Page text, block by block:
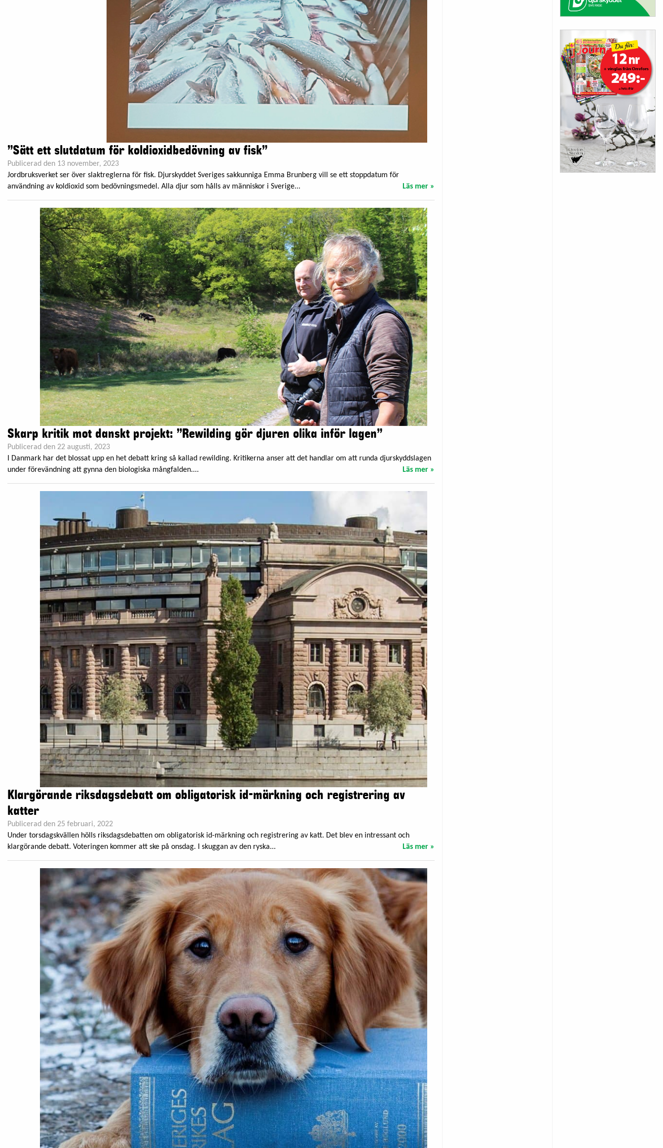
”Sätt ett slutdatum för koldioxidbedövning av fisk”
Publicerad den 13 november, 2023
Jordbruksverket ser över slaktreglerna för fisk. Djurskyddet Sveriges sakkunniga Emma Brunberg vill se ett stoppdatum för
användning av koldioxid som bedövningsmedel. Alla djur som hålls av människor i Sverige...
Läs mer »
Skarp kritik mot danskt projekt: ”Rewilding gör djuren olika inför lagen”
Publicerad den 22 augusti, 2023
I Danmark har det blossat upp en het debatt kring så kallad rewilding. Kritikerna anser att det handlar om att runda djurskyddslagen
under förevändning att gynna den biologiska mångfalden....
Läs mer »
Klargörande riksdagsdebatt om obligatorisk id-märkning och registrering av
katter
Publicerad den 25 februari, 2022
Under torsdagskvällen hölls riksdagsdebatten om obligatorisk id-märkning och registrering av katt. Det blev en intressant och
klargörande debatt. Voteringen kommer att ske på onsdag. I skuggan av den ryska...
Läs mer »